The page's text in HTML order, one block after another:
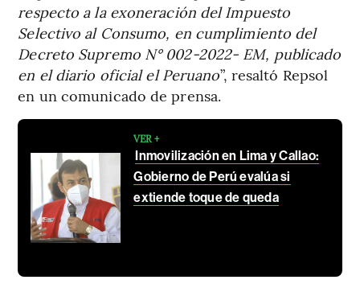
respecto a la exoneración del Impuesto
Selectivo al Consumo, en cumplimiento del
Decreto Supremo N° 002-2022- EM, publicado
en el diario oficial el Peruano”, resaltó Repsol
en un comunicado de prensa.
VER +
Inmovilización en Lima y Callao:
Gobierno de Perú evalúa si
extiende toque de queda